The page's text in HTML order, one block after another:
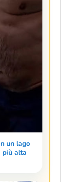
un lago
più alta